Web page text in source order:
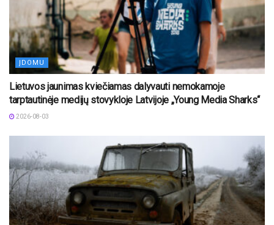
ĮDOMU
Lietuvos jaunimas kviečiamas dalyvauti nemokamoje
tarptautinėje medijų stovykloje Latvijoje „Young Media Sharks“
2026-08-03